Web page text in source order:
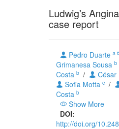
Ludwig’s
case report
Pedro Duarte a
Grimanesa Sousa b
Costa b / César
Sofia Motta c /
Costa b
Show More
DOI:
http://doi.org/